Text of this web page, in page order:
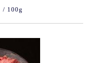
/ 100g